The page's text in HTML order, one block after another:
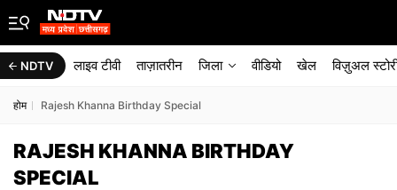
NDTV लाइव टीवी ताज़ातरीन जिला वीडियो खेल विज़ुअल
होम Rajesh Khanna Birthday Special
RAJESH KHANNA BIRTHDAY
SPECIAL